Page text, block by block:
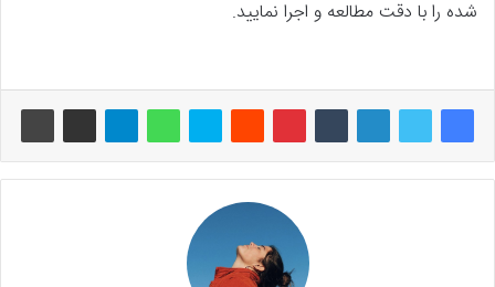
شده را با دقت مطالعه و اجرا نمایید.